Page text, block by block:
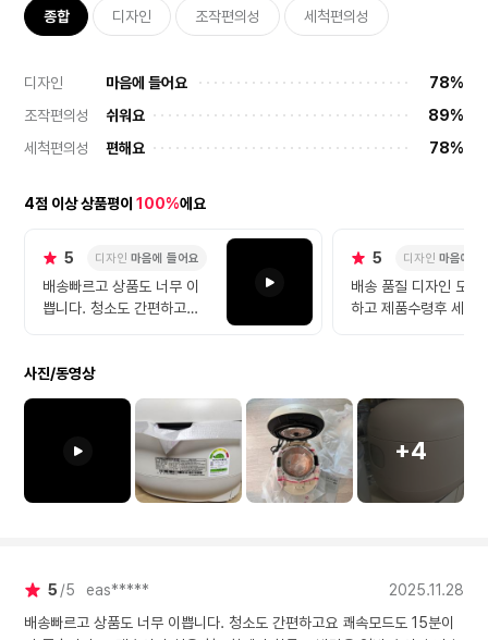
종합 디자인 조작편의성 세척편의성
디자인 마음에 들어요
78%
조작편의성
쉬워요
89%
세척편의성
편해요 78%
4점 이상 상품평이 100%에요
5 디자인 마음에 들어요
배송빠르고 상품도 너무 이
쁩니다. 청소도 간편하고요
할때만 힘들고 밥맛은 일반
솥이랑 비슷한것 같아요 스
맛있는 느낌? 대만족 와이프
도 이쁘다고 대만족 입니다.
하이마트AS도 가입하고 마
음편히 오래 쓸게요!
5 디자인 마음에
배송 품질 디자인 모두
하고 제품수령후 세척
사진/동영상
+4
5 5 eas*****
2025.11.28
배송빠르고 상품도 너무 이쁩니다. 청소도 간편하고요 쾌속모드도 15분이